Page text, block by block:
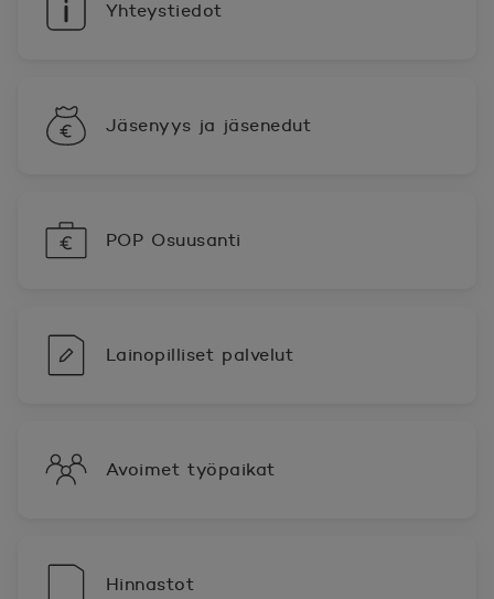
Yhteystiedot
Jäsenyys ja jäsenedut
POP Osuusanti
Lainopilliset palvelut
Avoimet työpaikat
Hinnastot